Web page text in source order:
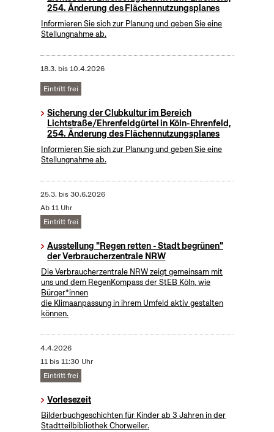
254. Änderung des Flächennutzungsplanes
Informieren Sie sich zur Planung und geben Sie eine
Stellungnahme ab.
18.3. bis10.4.2026
Eintritt frei
Sicherung der Clubkultur im Bereich
Lichtstraße/Ehrenfeldgürtel in Köln-Ehrenfeld,
254. Änderung des Flächennutzungsplanes
Informieren Sie sich zur Planung und geben Sie eine
Stellungnahme ab.
25.3. bis30.6.2026
Ab 11 Uhr
Eintritt frei
Ausstellung "Regen retten - Stadt begrünen"
der Verbraucherzentrale NRW
Die Verbraucherzentrale NRW zeigt gemeinsam mit
uns und dem RegenKompass der StEB Köln, wie
Bürger*innen
die Klimaanpassung in ihrem Umfeld aktiv gestalten
können.
4.4.2026
11 bis 11:30 Uhr
Eintritt frei
Vorlesezeit
Bilderbuchgeschichten für Kinder ab 3 Jahren in der
Stadtteilbibliothek Chorweiler.